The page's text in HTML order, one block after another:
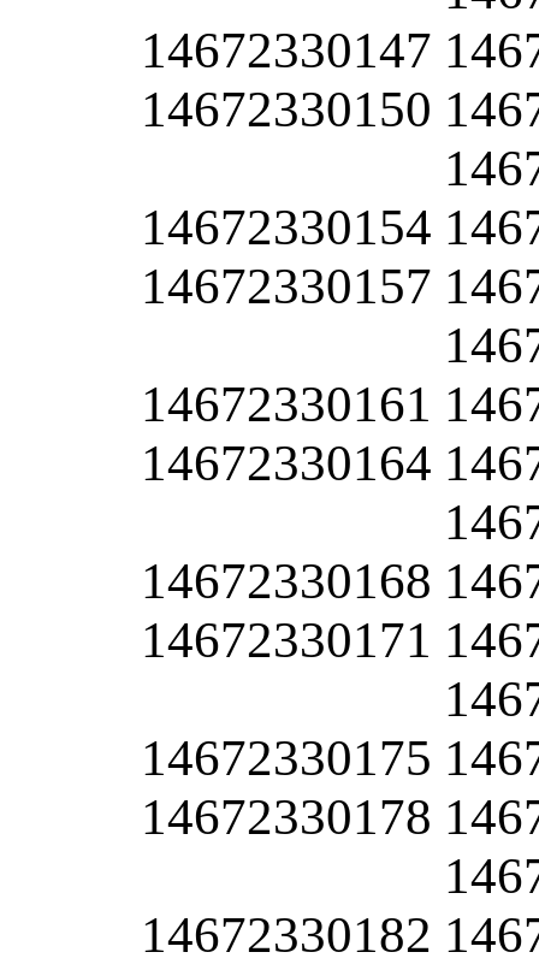
14672330147
14672330150
14672330154
14672330157
14672330161
14672330164
14672330168
14672330171
14672330175
14672330178
14672330182